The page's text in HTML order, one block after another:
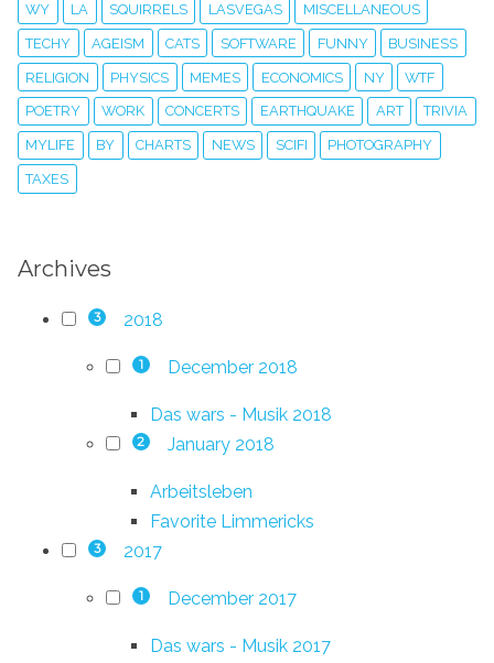
WY LA SQUIRRELS LASVEGAS MISCELLANEOUS
TECHY AGEISM CATS SOFTWARE FUNNY BUSINESS
RELIGION PHYSICS MEMES ECONOMICS NY WTF
POETRY WORK CONCERTS EARTHQUAKE ART TRIVIA
MYLIFE BY CHARTS NEWS SCIFI PHOTOGRAPHY
TAXES
Archives
3 2018
1 December 2018
Das wars - Musik 2018
2 January 2018
Arbeitsleben
Favorite Limmericks
3 2017
1 December 2017
Das wars - Musik 2017